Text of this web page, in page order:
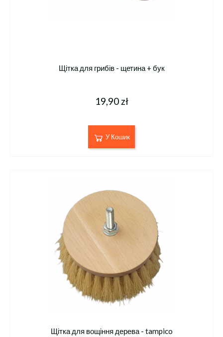
Щітка для грибів - щетина + бук
19,90 zł
У Кошик
Щітка для вощіння дерева - tampico